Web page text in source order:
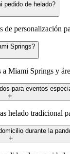
pedido de helado?
de personalización
Springs?
a Miami Springs y
para eventos
helado tradicional
durante la